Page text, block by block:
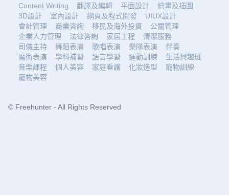
Content Writing
翻譯及編輯 平面設計
繪畫及插圖
3D設計
室內設計 網頁及程式開發
UIUX設計
會計管理
商業咨詢 移民及海外投資
公關管理
企業人力管理
法律咨詢 家居工程
清潔服務
司儀主持
舞蹈表演 歌唱表演 樂隊表演
伴奏
魔術表演
學科補習 語言學習 運動訓練
生活興趣班
音樂課程
個人美容 家庭看護 化妝造型
寵物訓練
寵物美容
© Freehunter - All Rights Reserved